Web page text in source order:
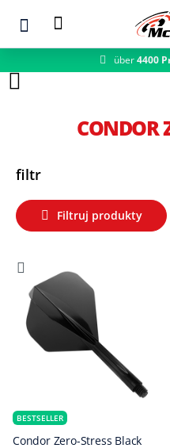
Zum Hauptinhalt springen
über4400
CONDOR
filtr
Filtruj produkty
BESTSELLER
Condor Zero-Stress Black